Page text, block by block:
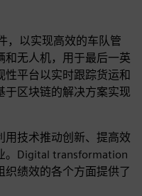
，以实现高效的车队管
和无人机，用于最后一英
性平台以实时跟踪货运和
于区块链的解决方案实现
用技术推动创新、提高效
。Digital transformation
织绩效的各个方面提供了